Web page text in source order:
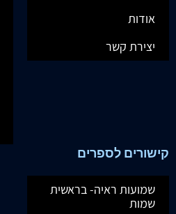
אודות
יצירת קשר
קישורים לספרים
שמועות ראיה- בראשית
שמות